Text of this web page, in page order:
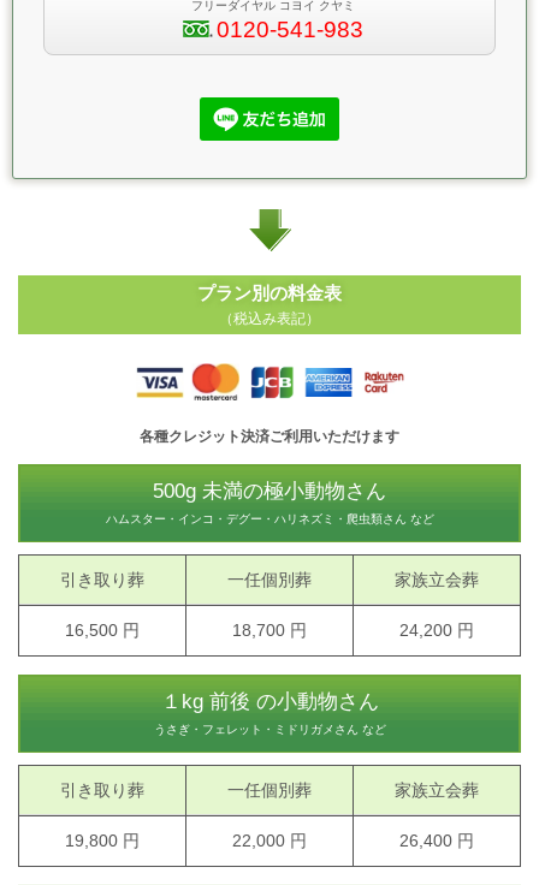
フリーダイヤル コヨイ クヤミ
0120-541-983
プラン別の料金表
（税込み表記）
各種クレジット決済ご利用いただけます
500g 未満の極小動物さん
ハムスター・インコ・デグー・ハリネズミ・爬虫類さん など
引き取り葬 一任個別葬 家族立会葬
16,500 円 18,700 円 24,200 円
１kg 前後 の小動物さん
うさぎ・フェレット・ミドリガメさん など
引き取り葬 一任個別葬 家族立会葬
19,800 円 22,000 円 26,400 円